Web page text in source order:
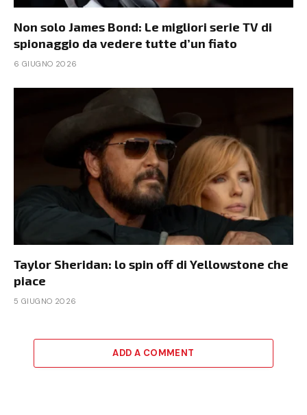
Non solo James Bond: Le migliori serie TV di
spionaggio da vedere tutte d’un fiato
6 GIUGNO 2026
Taylor Sheridan: lo spin off di Yellowstone che
piace
5 GIUGNO 2026
ADD A COMMENT